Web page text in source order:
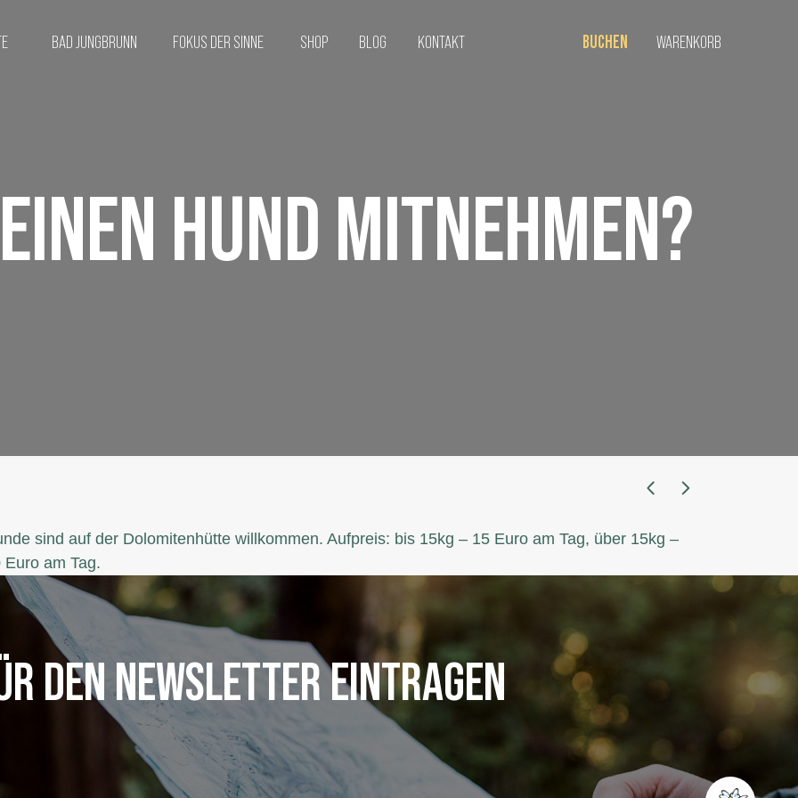
BAD JUNGBRUNN FOKUS DER SINNE SHOP BLOG KONTAKT BUCHEN WARENKORB
HUND MITNEHMEN?
sind auf der Dolomitenhütte willkommen. Aufpreis: bis 15kg – 15 Euro am Tag, über 15kg –
Euro am Tag.
DEN NEWSLETTER EINTRAGEN